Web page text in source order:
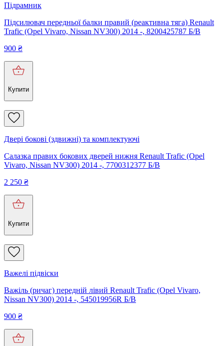
Підрамник
Підсилювач передньої балки правий (реактивна тяга) Renault
Trafic (Opel Vivaro, Nissan NV300) 2014 -, 8200425787 Б/В
900 ₴
Купити
Двері бокові (здвижні) та комплектуючі
Салазка правих бокових дверей нижня Renault Trafic (Opel
Vivaro, Nissan NV300) 2014 -, 7700312377 Б/В
2 250 ₴
Купити
Важелі підвіски
Важіль (ричаг) передній лівий Renault Trafic (Opel Vivaro,
Nissan NV300) 2014 -, 545019956R Б/В
900 ₴